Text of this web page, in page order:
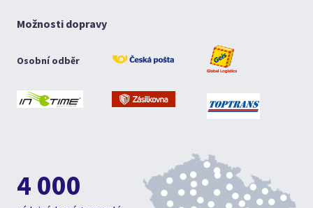
Možnosti dopravy
Osobní odběr
4 000